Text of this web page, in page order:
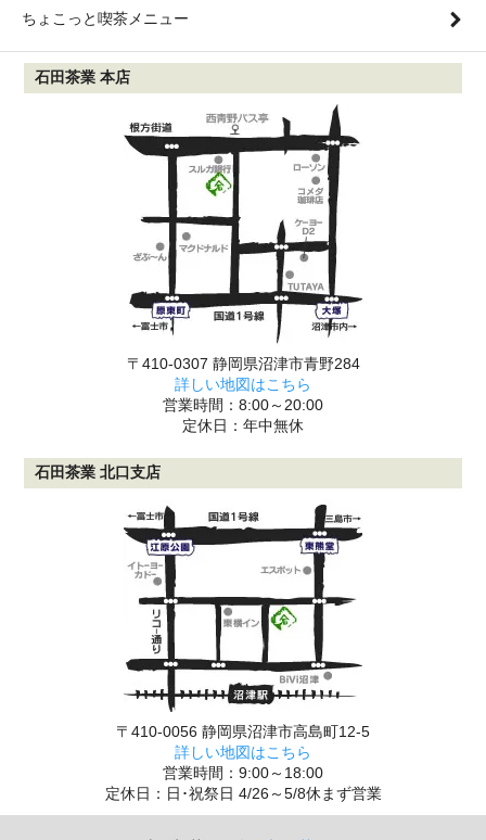
ちょこっと喫茶メニュー
石田茶業 本店
〒410-0307 静岡県沼津市青野284
詳しい地図はこちら
営業時間：8:00～20:00
定休日：年中無休
石田茶業 北口支店
〒410-0056 静岡県沼津市高島町12-5
詳しい地図はこちら
営業時間：9:00～18:00
定休日：日･祝祭日 4/26～5/8休まず営業